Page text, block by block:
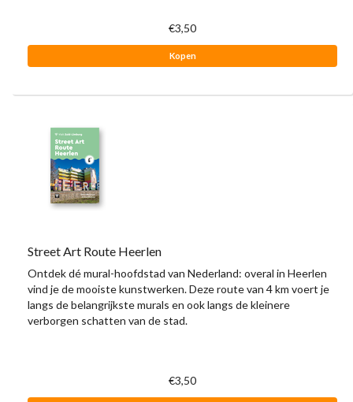
€3,50
Kopen
Street Art Route Heerlen
Ontdek dé mural-hoofdstad van Nederland: overal in Heerlen
vind je de mooiste kunstwerken. Deze route van 4 km voert je
langs de belangrijkste murals en ook langs de kleinere
verborgen schatten van de stad.
€3,50